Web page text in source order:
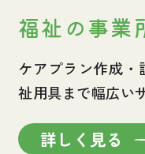
福祉の事業
ケアプラン作成
祉用具まで幅広い
詳しく見る